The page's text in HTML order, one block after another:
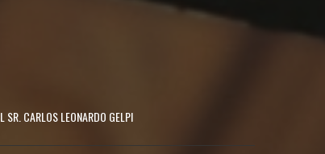
CARLOS LEONARDO GELPI